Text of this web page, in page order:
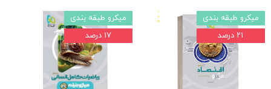
میکرو طبقه بندی
۲۱ درصد
میکرو طبقه بندی
۱۷ درصد